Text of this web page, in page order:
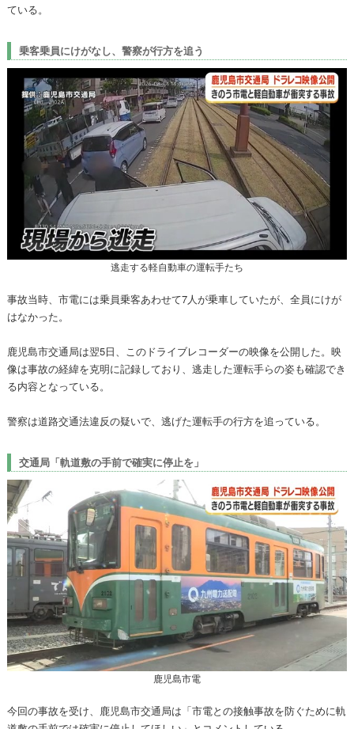
ている。
乗客乗員にけがなし、警察が行方を追う
逃走する軽自動車の運転手たち
事故当時、市電には乗員乗客あわせて7人が乗車していたが、全員にけが
はなかった。
鹿児島市交通局は翌5日、このドライブレコーダーの映像を公開した。映
像は事故の経緯を克明に記録しており、逃走した運転手らの姿も確認でき
る内容となっている。
警察は道路交通法違反の疑いで、逃げた運転手の行方を追っている。
交通局「軌道敷の手前で確実に停止を」
鹿児島市電
今回の事故を受け、鹿児島市交通局は「市電との接触事故を防ぐために軌